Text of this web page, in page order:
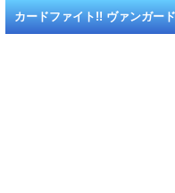
カードファイト!! ヴァンガー